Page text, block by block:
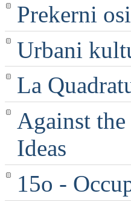
Prekerni
Urbani
La
Against
Ideas
15o -